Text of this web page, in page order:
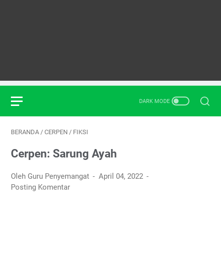
BERANDA / CERPEN / FIKSI
Cerpen: Sarung Ayah
Oleh Guru Penyemangat
April 04, 2022
Posting Komentar